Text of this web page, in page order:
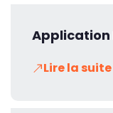
Application
Lire la suite